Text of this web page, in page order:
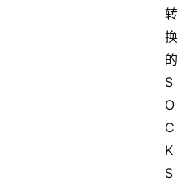
转
换
的
S
O
C
K
S